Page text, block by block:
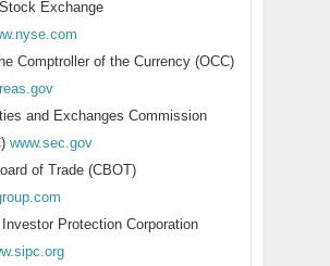
Exchange
Comptroller of the Currency (OCC)
and Exchanges Commission
www.sec.gov
of Trade (CBOT)
Protection Corporation